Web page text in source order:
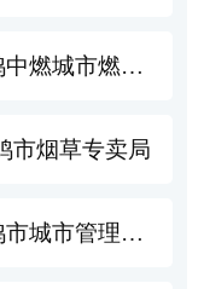
宝鸡中燃城市燃气发展有限公司
市烟草专卖局
宝鸡市城市管理执法局